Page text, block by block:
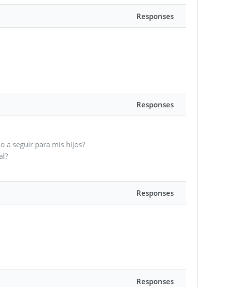
Responses
Responses
a seguir para mis hijos?
Responses
Responses